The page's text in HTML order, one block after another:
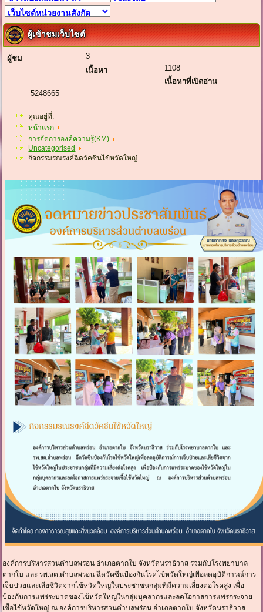
ผู้เข้าชมเว็บไซต์
ผู้ชม
3
เนื้อหา
1108
เนื้อหาที่เปิดอ่าน
5248665
คุณอยู่ที่:
หน้าแรก
การจัดการองค์ความรู้(KM)
Uncategorised
กิจกรรมรณรงค์ฉีดวัคซีนไข้หวัดใหญ่
องค์การบริหารส่วนตำบลพร่อน อำเภอตากใบ จังหวัดนราธิวาส ร่วมกับโรงพยาบาล
ตากใบ และ รพ.สต.ตำบลพร่อน ฉีดวัคซีนป้องกันโรคไข้หวัดใหญ่เพื่อลดอุบัติการณ์การ
เจ็บป่วยและเสียชีวิตจากไข้หวัดใหญ่ในประชาชนกลุ่มที่มีความเสี่ยงต่อโรคสูง เพื่อ
ป้องกันการแพร่ระบาดของไข้หวัดใหญ่ในกลุ่มบุคลากรและลดโอกาสการแพร่กระจาย
เชื้อไข้หวัดใหญ่ ณ องค์การบริหารส่วนตำบลพร่อน อำเภอตากใบ จังหวัดนราธิวาส